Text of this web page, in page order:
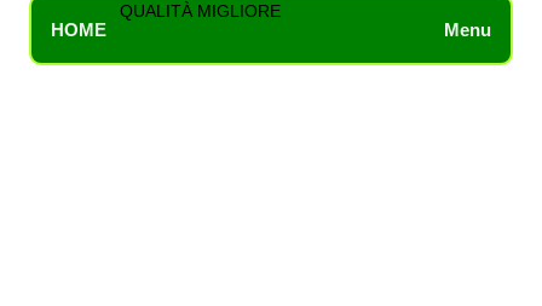
HOME
QUALITÀ MIGLIORE
Menu